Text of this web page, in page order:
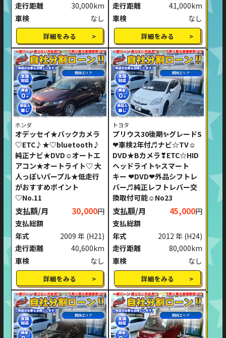
走行距離
30,000km
車検
なし
詳細をみる
走行距離
41,000km
車検
なし
詳細をみる
関西エリア
ホンダ
オデッセイ★バックカメラ
♡ETC♪★♡bluetooth♪
純正ナビ★DVD☺オートエ
アコン★オートライト♡ 大
人っぽいパープル★低走行
がおすすめポイント
♡No.11
支払額/月 30,000円
支払総額
年式
2009 年 (H21)
走行距離
40,600km
車検
なし
詳細をみる
関西エリア
トヨタ
プリウス30後期✨グレードS
❤車検2年付♬ナビ☆TV☺
DVD★Bカメラ❣ETC☆HID
ヘッドライト✨スマート
キー ❤DVD❤外品シフトレ
バー♬純正レフトレバー交
換取付可能☺No23
支払額/月 45,000円
支払総額
年式
2012 年 (H24)
走行距離
80,000km
車検
なし
詳細をみる
関西エリア 関西エリア